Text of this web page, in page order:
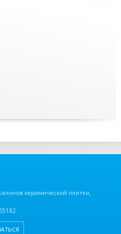
керамической плитки,